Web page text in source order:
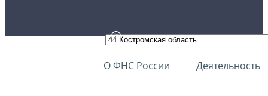
О ФНС России Деятельность